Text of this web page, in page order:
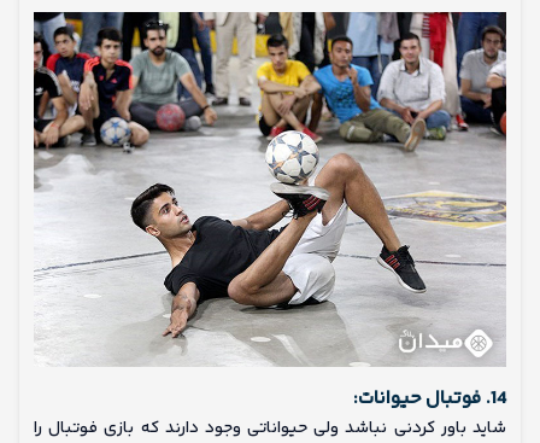
14. فوتبال حیوانات:
شاید باور کردنی نباشد ولی حیواناتی وجود دارند که بازی فوتبال را